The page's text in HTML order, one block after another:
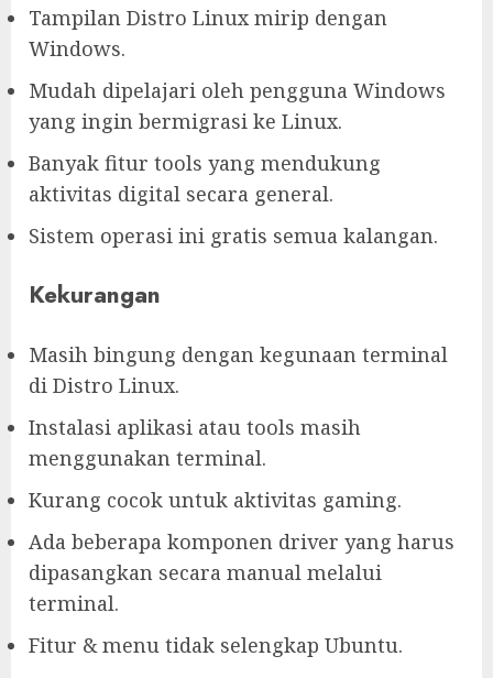
Tampilan Distro Linux mirip dengan
Windows.
Mudah dipelajari oleh pengguna Windows
yang ingin bermigrasi ke Linux.
Banyak fitur tools yang mendukung
aktivitas digital secara general.
Sistem operasi ini gratis semua kalangan.
Kekurangan
Masih bingung dengan kegunaan terminal
di Distro Linux.
Instalasi aplikasi atau tools masih
menggunakan terminal.
Kurang cocok untuk aktivitas gaming.
Ada beberapa komponen driver yang harus
dipasangkan secara manual melalui
terminal.
Fitur & menu tidak selengkap Ubuntu.